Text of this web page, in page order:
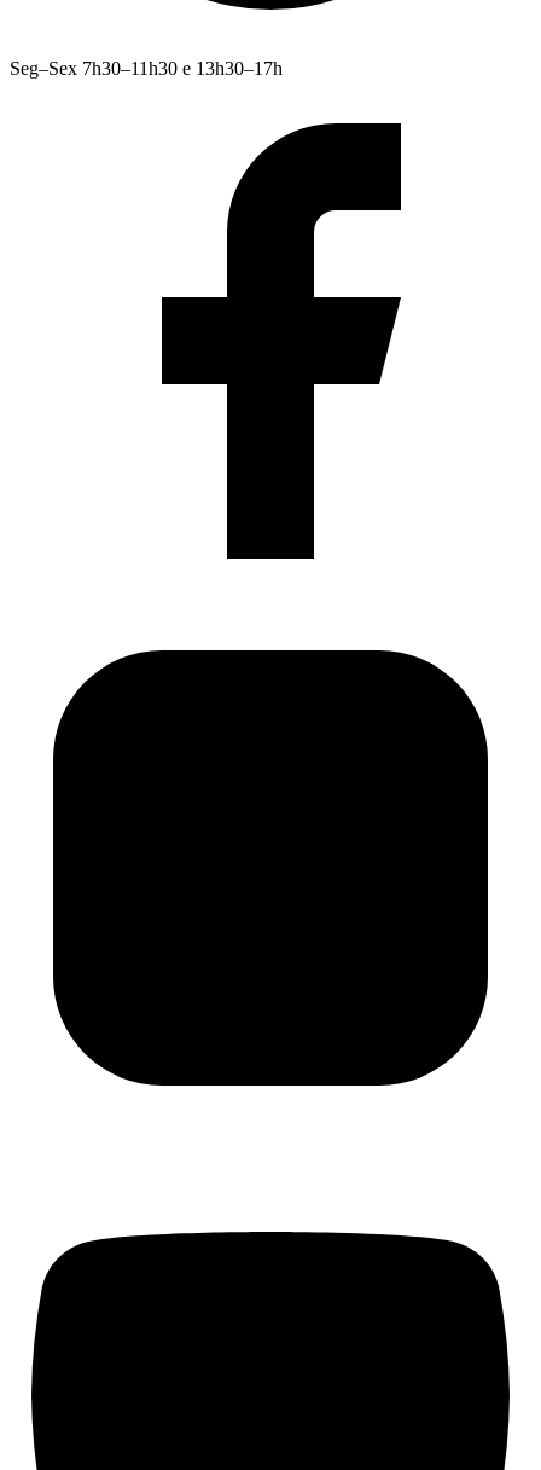
Seg–Sex 7h30–11h30 e 13h30–17h